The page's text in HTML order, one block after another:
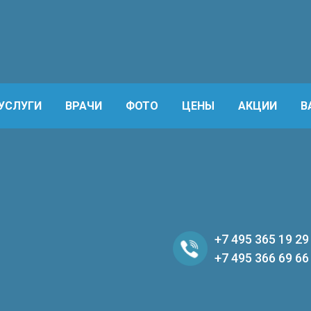
+7 495 365 19 29
+7 495 366 69 66
ВРАЧИ ФОТО ЦЕНЫ АКЦИИ